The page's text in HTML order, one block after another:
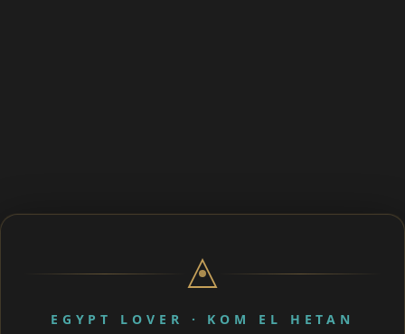
EGYPT LOVER · KOM EL HETAN